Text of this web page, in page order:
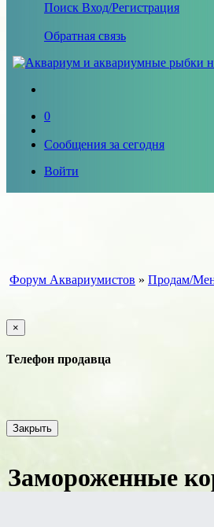
Поиск Вход/Регистрация
Обратная связь
0
Сообщения за сегодня
Войти
Форум Аквариумистов » Продам/
×
Телефон продавца
Закрыть
Замороженные